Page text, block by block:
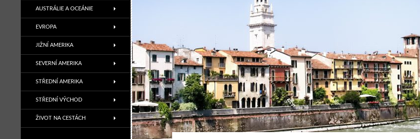
AUSTRÁLIE A OCEÁNIE
EVROPA
JIŽNÍ AMERIKA
SEVERNÍ AMERIKA
STŘEDNÍ AMERIKA
STŘEDNÍ VÝCHOD
ŽIVOT NA CESTÁCH